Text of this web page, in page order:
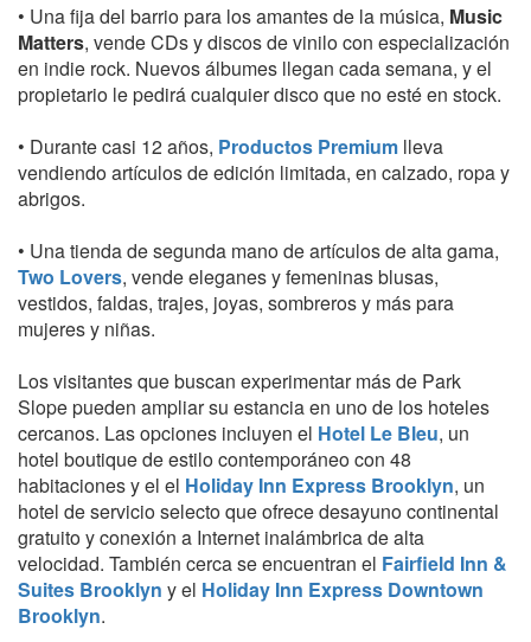
• Una fija del barrio para los amantes de la música, Music
Matters, vende CDs y discos de vinilo con especialización
en indie rock. Nuevos álbumes llegan cada semana, y el
propietario le pedirá cualquier disco que no esté en stock.
• Durante casi 12 años, Productos Premium lleva
vendiendo artículos de edición limitada, en calzado, ropa y
abrigos.
• Una tienda de segunda mano de artículos de alta gama,
Two Lovers, vende eleganes y femeninas blusas,
vestidos, faldas, trajes, joyas, sombreros y más para
mujeres y niñas.
Los visitantes que buscan experimentar más de Park
Slope pueden ampliar su estancia en uno de los hoteles
cercanos. Las opciones incluyen el Hotel Le Bleu, un
hotel boutique de estilo contemporáneo con 48
habitaciones y el el Holiday Inn Express Brooklyn, un
hotel de servicio selecto que ofrece desayuno continental
gratuito y conexión a Internet inalámbrica de alta
velocidad. También cerca se encuentran el Fairfield Inn &
Suites Brooklyn y el Holiday Inn Express Downtown
Brooklyn.